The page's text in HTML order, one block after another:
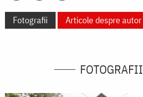
Fotografii Articole despre autor
FOTOGRAFII